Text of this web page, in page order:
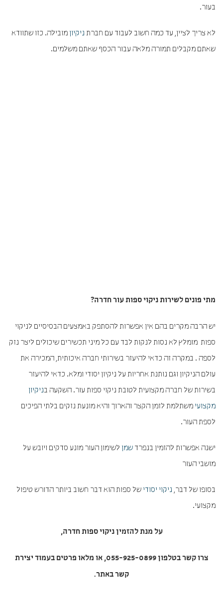
בעור.
לא צריך לציין, עד כמה חשוב לעבוד עם חברת ניקיון מובילה. כזו שתוודא
שאתם מקבלים תמורה מלאה עבור הכסף שאתם משלמים.
מתי פונים לשירותניקוי ספות עור חדרה?
יש הרבה מקרים בהם אין אפשרות להסתפק באמצעים הבסיסיים לניקוי
ספות מומלץ לא נסות לנקות לבד עם כל מיני תכשירים שיכולים ליצר נזק
לספה . במקרה זה כדאי להיעזר בשירותי חברה איכותית, המכירה את
עולם הניקיון וגם נותנת אחריות על ניקיון יסודי ומלא. כדאי להיעזר
בשירות של חברה מקצועית לטובת ניקוי ספות עור. השקעה בניקיון
מקצועי משתלמת לזמן הקצר והארוך והיא מונעת נזקים בלתי הפיכים
לספת העור.
ישנה אפשרות להזמין בנפרד שמן לשימון העור מונע סדקים ויובש על
מושבי העור
בסופו של דבר, ניקוי יסודי של ספות הוא דבר חשוב ביותר הדורש טיפול
מקצועי.
על מנת להזמיןניקוי ספות חדרה,
צרו קשר בטלפון 055-925-0899, או מלאו פרטים בעמוד יצירת
קשר באתר.